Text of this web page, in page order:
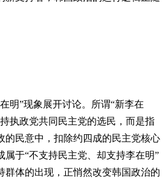
明”现象展开讨论。所谓“新李在
执政党共同民主党的选民，而是指
的民意中，扣除约四成的民主党核心
属于“不支持民主党、却支持李在明”
群体的出现，正悄然改变韩国政治的